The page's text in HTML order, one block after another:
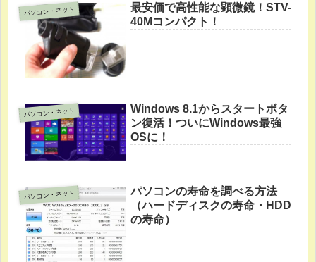
パソコン・ネット
最安価で高性能な顕微鏡！STV-
40Mコンパクト！
パソコン・ネット
Windows 8.1からスタートボタ
ン復活！ついにWindows最強
OSに！
パソコン・ネット
パソコンの寿命を調べる方法
（ハードディスクの寿命・HDD
の寿命）